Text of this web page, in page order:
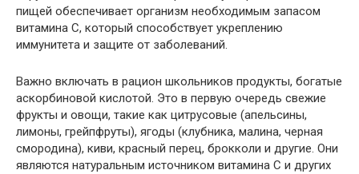
пищей обеспечивает организм необходимым запасом
витамина C, который способствует укреплению
иммунитета и защите от заболеваний.
Важно включать в рацион школьников продукты, богатые
аскорбиновой кислотой. Это в первую очередь свежие
фрукты и овощи, такие как цитрусовые (апельсины,
лимоны, грейпфруты), ягоды (клубника, малина, черная
смородина), киви, красный перец, брокколи и другие. Они
являются натуральным источником витамина C и других